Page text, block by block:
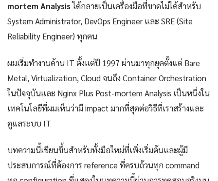
mortem Analysisได้กลายเป็นเครื่องมือที่ขาดไม่ได้สำหรับ
System Administrator, DevOps Engineer และ SRE (Site
Reliability Engineer) ทุกคน
ผมเริ่มทำงานด้าน IT ตั้งแต่ปี 1997 ผ่านมาทุกยุคตั้งแต่ Bare
Metal, Virtualization, Cloud จนถึง Container Orchestration
ในปัจจุบันและ Nginx Plus Post-mortem Analysis เป็นหนึ่งใน
เทคโนโลยีที่ผมเห็นว่ามี impact มากที่สุดต่อวิธีที่เราสร้างและ
ดูแลระบบ IT
บทความนี้เขียนขึ้นสำหรับทั้งมือใหม่ที่เพิ่งเริ่มต้นและผู้มี
ประสบการณ์ที่ต้องการ reference ที่ครบถ้วนทุก command